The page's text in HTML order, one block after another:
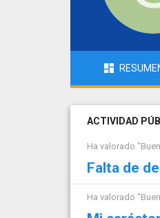
ACTIVIDAD
Ha valorado
Falta de
Ha valorado